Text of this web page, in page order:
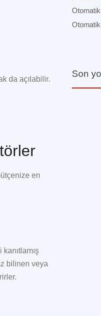
da açılabilir.
en
bilinen veya
Otomatik
Otomatik
Son